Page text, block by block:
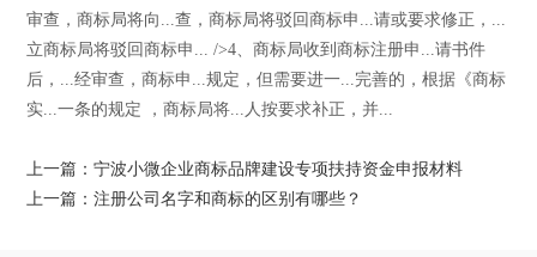
审查，商标局将向...查，商标局将驳回商标申...请或要求修正，...
立商标局将驳回商标申... />4、商标局收到商标注册申...请书件
后，...经审查，商标申...规定，但需要进一...完善的，根据《商标
实...一条的规定 ，商标局将...人按要求补正，并...
上一篇：宁波小微企业商标品牌建设专项扶持资金申报材料
上一篇：注册公司名字和商标的区别有哪些？